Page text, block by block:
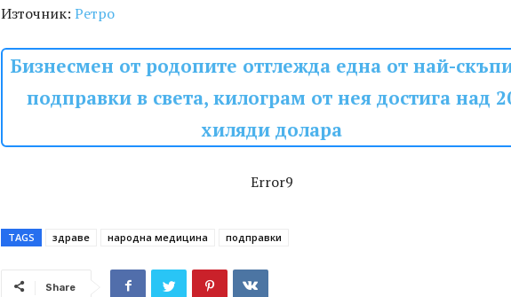
Източник: Ретро
Бизнесмен от родопите отглежда една от най-
подправки в света, килограм от нея достига над
хиляди долара
Error9
TAGS здраве народна медицина подправки
Share